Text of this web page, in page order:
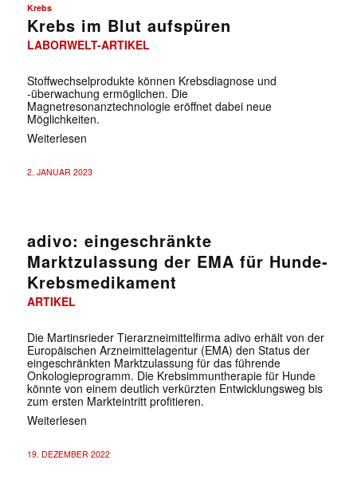
Krebs
Krebs im Blut aufspüren
LABORWELT-ARTIKEL
Stoffwechselprodukte können Krebsdiagnose und
-überwachung ermöglichen. Die
Magnetresonanztechnologie eröffnet dabei neue
Möglichkeiten.
Weiterlesen
2. JANUAR 2023
adivo: eingeschränkte
Marktzulassung der EMA für Hunde-
Krebsmedikament
ARTIKEL
Die Martinsrieder Tierarzneimittelfirma adivo erhält von der
Europäischen Arzneimittelagentur (EMA) den Status der
eingeschränkten Marktzulassung für das führende
Onkologieprogramm. Die Krebsimmuntherapie für Hunde
könnte von einem deutlich verkürzten Entwicklungsweg bis
zum ersten Markteintritt profitieren.
Weiterlesen
19. DEZEMBER 2022